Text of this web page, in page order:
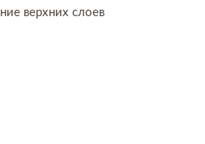
верхних слоев